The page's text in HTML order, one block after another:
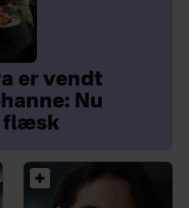
er vendt
Nu
flæsk